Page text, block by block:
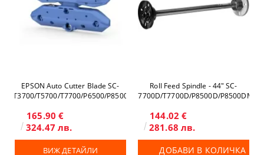
EPSON Auto Cutter Blade SC-
T3700/T5700/T7700/P6500/P8500
165.90 €
324.47 лв.
ВИЖ ДЕТАЙЛИ
Roll Feed Spindle - 44" SC-
T7700D/T7700D/P8500D/P8500DM
144.02 €
281.68 лв.
ДОБАВИ В КОЛИЧКА